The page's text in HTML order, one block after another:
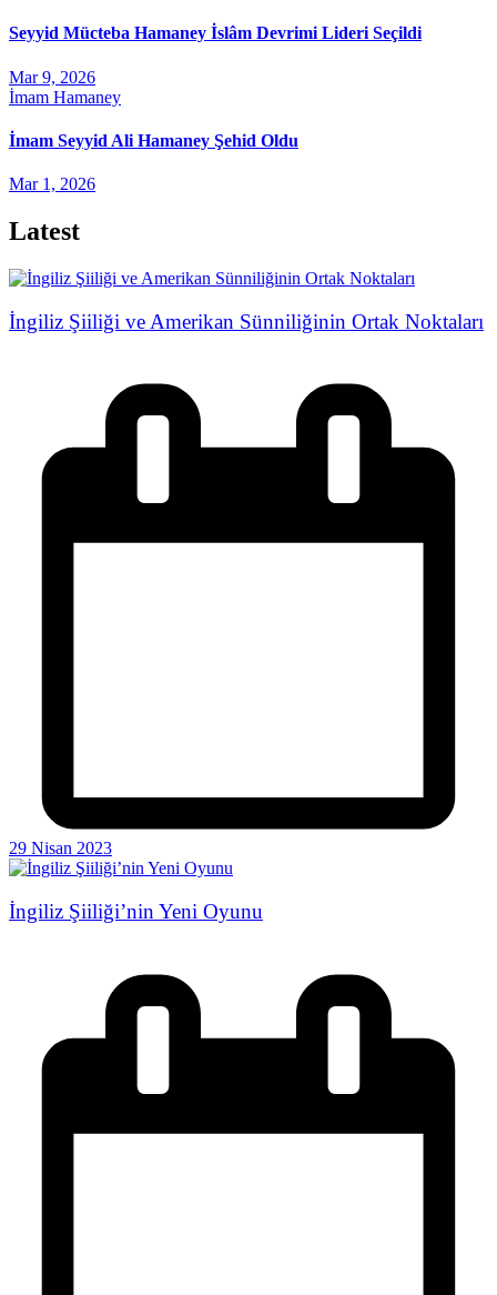
Seyyid Mücteba Hamaney İslâm Devrimi Lideri Seçildi
Mar 9, 2026
İmam Hamaney
İmam Seyyid Ali Hamaney Şehid Oldu
Mar 1, 2026
Latest
İngiliz Şiiliği ve Amerikan Sünniliğinin Ortak Noktaları
29 Nisan 2023
İngiliz Şiiliği’nin Yeni Oyunu